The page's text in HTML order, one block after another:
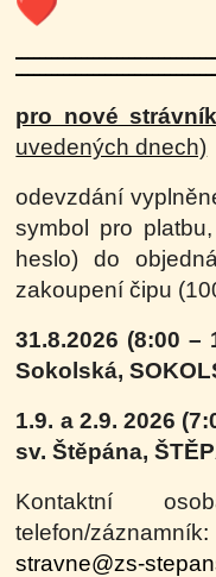
------------------
pro nové
uvedených dnech)
odevzdání
symbol pro
heslo) do
zakoupení čipu
31.8.2026 (8:00 –
Sokolská,
1.9. a 2.9. 2026
sv. Štěpána,
Kontaktní
telefon/záznamník:
stravne@zs-